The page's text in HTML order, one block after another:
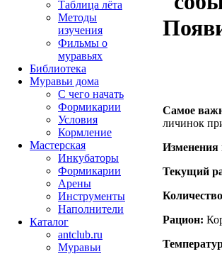
Самое
личинок
Изменения
Текущий
Рацион:
Таблица лёта
Методы
изучения
Фильмы о
муравьях
Библиотека
Муравьи дома
С чего начать
Формикарии
Условия
Кормление
Мастерская
Инкубаторы
Формикарии
Арены
Инструменты
Наполнители
Каталог
antclub.ru
Муравьи